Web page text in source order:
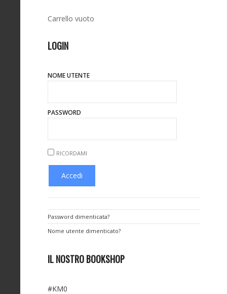
Carrello vuoto
LOGIN
NOME UTENTE
PASSWORD
RICORDAMI
Password dimenticata?
Nome utente dimenticato?
IL NOSTRO BOOKSHOP
#KM0